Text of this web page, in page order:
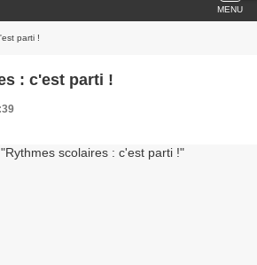
MENU
parti !
: c'est parti !